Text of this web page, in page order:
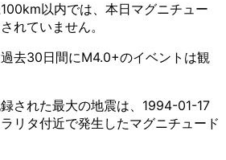
以内では、本日マグニチュー
れていません。
去30日間にM4.0+のイベントは観
された最大の地震は、1994-01-17
リタ付近で発生したマグニチュード